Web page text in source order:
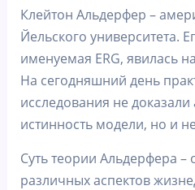
Клейтон Альдерфер –
Йельского университета.
именуемая ERG, явилась
На сегодняшний день
исследования не
истинность модели, но и
Суть теории Альдерфера –
различных аспектов